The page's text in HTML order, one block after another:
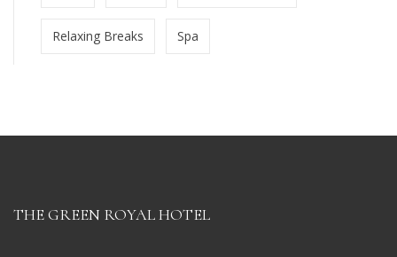
Relaxing Breaks Spa
THE GREEN ROYAL HOTEL